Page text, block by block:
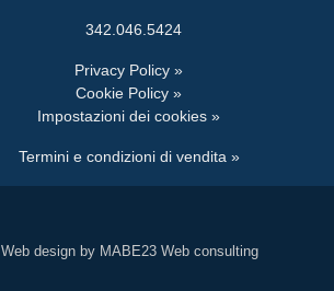
342.046.5424
Privacy Policy »
Cookie Policy »
Impostazioni dei cookies »
Termini e condizioni di vendita »
Web design by MABE23 Web consulting